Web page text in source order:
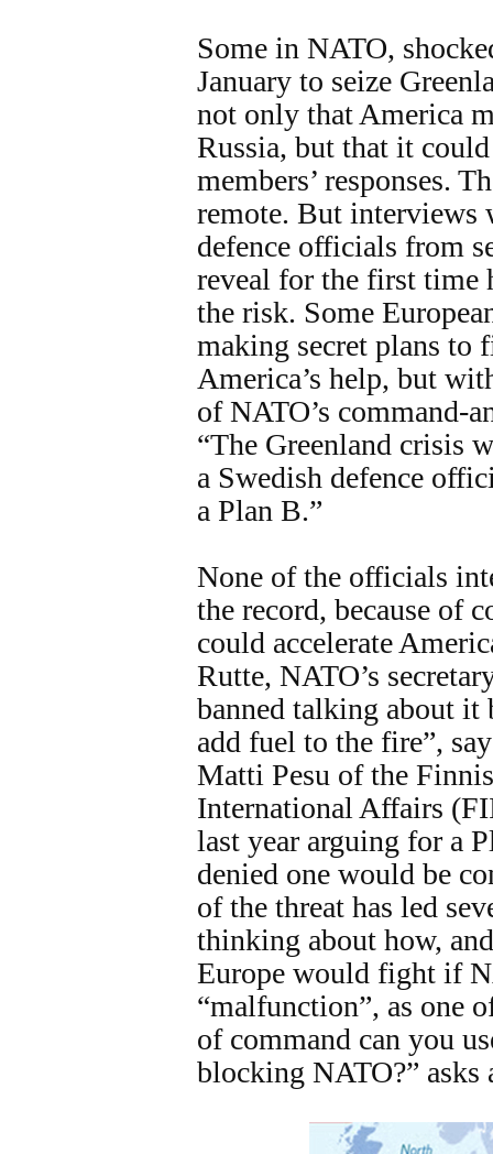
Some in NATO,
January to seize
not only that America
Russia, but that it
members’ responses.
remote. But interviews
defence officials from
reveal for the first time
the risk. Some
making secret plans
America’s help, but
of NATO’s command-
“The Greenland crisis
a Swedish defence
a Plan B.”
None of the officials
the record, because of
could accelerate
Rutte, NATO’s
banned talking about it
add fuel to the fire”,
Matti Pesu of the
International Affairs
last year arguing for a
denied one would be
of the threat has led
thinking about how,
Europe would fight if
“malfunction”, as one
of command can you
blocking NATO?” asks